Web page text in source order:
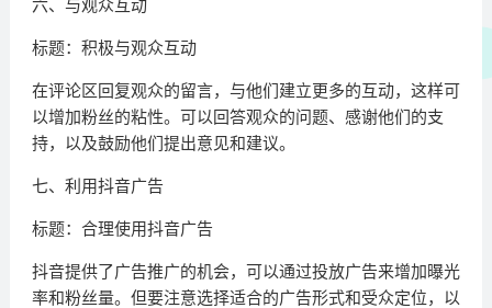
六、与观众互动
标题：积极与观众互动
在评论区回复观众的留言，与他们建立更多的互动，这样可
以增加粉丝的粘性。可以回答观众的问题、感谢他们的支
持，以及鼓励他们提出意见和建议。
七、利用抖音广告
标题：合理使用抖音广告
抖音提供了广告推广的机会，可以通过投放广告来增加曝光
率和粉丝量。但要注意选择适合的广告形式和受众定位，以